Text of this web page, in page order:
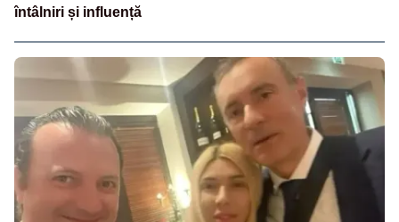
întâlniri și influență